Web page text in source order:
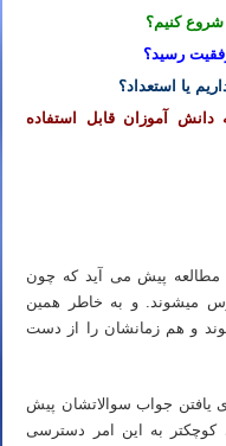
شروع کنیم؟
رسید؟
یا استعداد؟
آموزان قابل استفاده
مطالعه پیش می آید که چون
میشوند. و به خاطر همین
و هم زمانشان را از دست
یافتن جواب سوالاتشان پیش
کوچکتر به این امر دسترسی